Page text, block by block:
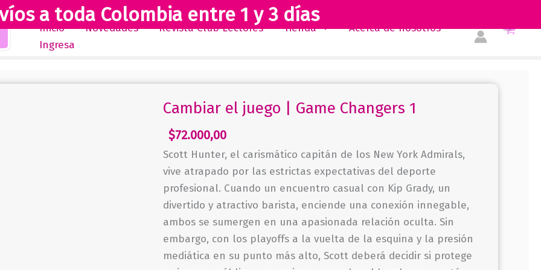
a toda Colombia entre 1 y 3 días
Inicio Novedades Revista Club Lectores Tienda
Acerca de nosotros
Ingresa
Cambiar el juego | Game Changers 1
$72.000,00
Scott Hunter, el carismático capitán de los New York Admirals,
vive atrapado por las estrictas expectativas del deporte
profesional. Cuando un encuentro casual con Kip Grady, un
divertido y atractivo barista, enciende una conexión innegable,
ambos se sumergen en una apasionada relación oculta. Sin
embargo, con los playoffs a la vuelta de la esquina y la presión
mediática en su punto más alto, Scott deberá decidir si protege
|